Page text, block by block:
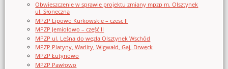
Obwieszczenie w sprawie projektu zmiany mpzp m. Olsztynek
ul. Słoneczna
MPZP Lipowo Kurkowskie – czesc II
MPZP Jemiołowo – część II
MPZP ul. Leśna do węzła Olsztynek Wschód
MPZP Platyny, Warlity, Wigwałd, Gaj, Drwęck
MPZP Łutynowo
MPZP Pawłowo